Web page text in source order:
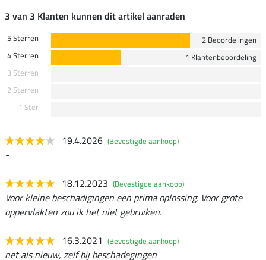
3 van 3 Klanten kunnen dit artikel aanraden
5 Sterren
2 Beoordelingen
4 Sterren
1 Klantenbeoordeling
3 Sterren
2 Sterren
1 Ster
19.4.2026 (Bevestigde aankoop)
-
18.12.2023 (Bevestigde aankoop)
Voor kleine beschadigingen een prima oplossing. Voor grote
oppervlakten zou ik het niet gebruiken.
16.3.2021 (Bevestigde aankoop)
net als nieuw, zelf bij beschadegingen